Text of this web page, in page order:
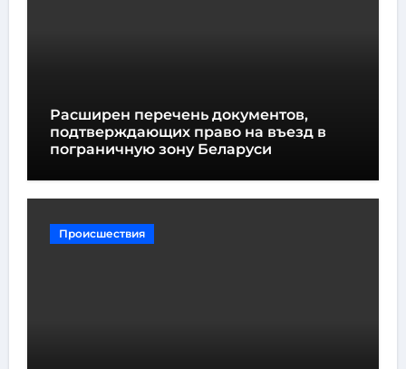
Расширен перечень документов,
подтверждающих право на въезд в
пограничную зону Беларуси
Происшествия